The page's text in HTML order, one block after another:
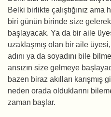
Belki birlikte çalıştığınız ama
biri günün birinde size
başlayacak. Ya da bir aile
uzaklaşmış olan bir aile üyesi,
adını ya da soyadını bile
ansızın size gelmeye
bazen biraz akılları karışmış
neden orada olduklarını
zaman başlar.